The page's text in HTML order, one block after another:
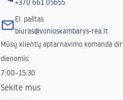
+370 661 05655
El. paštas
biuras@vonioskambarys-rea.lt
Mūsų klientų aptarnavimo komanda
dienomis:
7:00–15:30
Sekite mus